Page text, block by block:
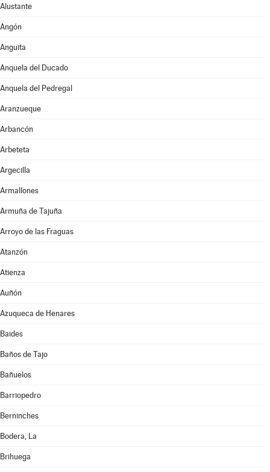
Alustante
Angón
Anguita
Anquela del Ducado
Anquela del Pedregal
Aranzueque
Arbancón
Arbeteta
Argecilla
Armallones
Armuña de Tajuña
Arroyo de las Fraguas
Atanzón
Atienza
Auñón
Azuqueca de Henares
Baides
Baños de Tajo
Bañuelos
Barriopedro
Berninches
Bodera, La
Brihuega